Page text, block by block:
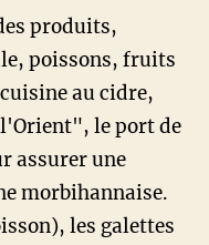
produits,
poissons, fruits
au cidre,
le port de
assurer une
morbihannaise.
les galettes